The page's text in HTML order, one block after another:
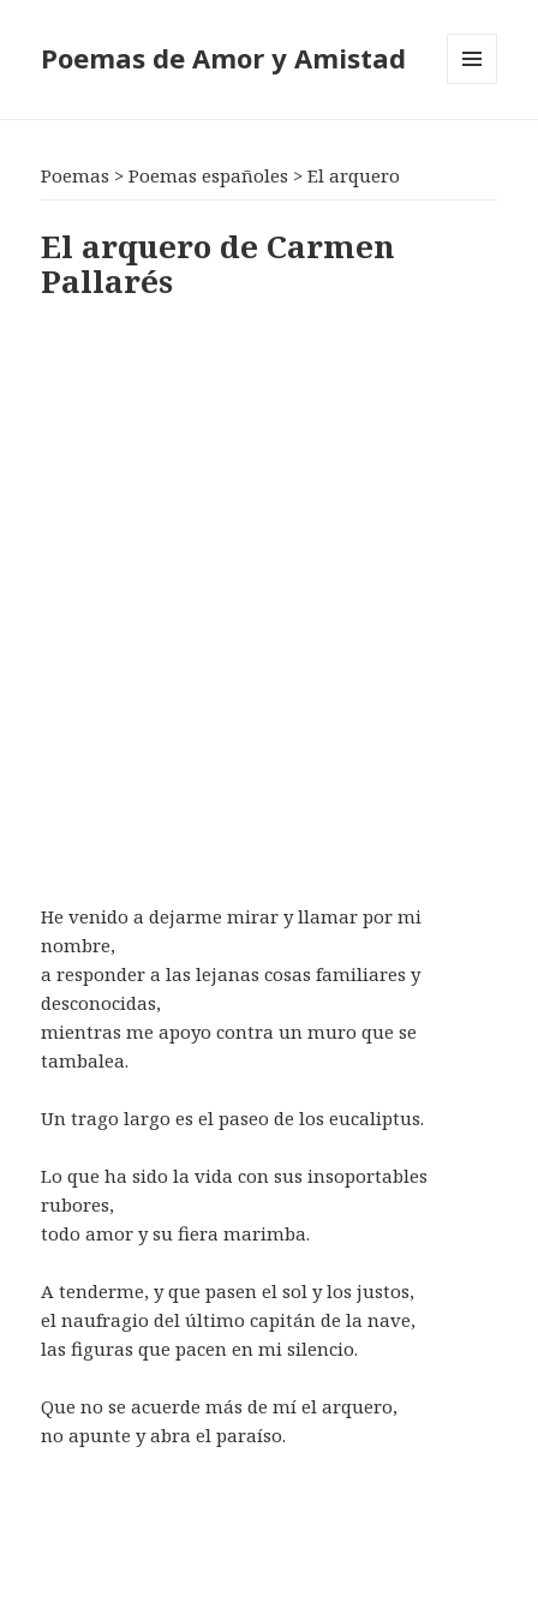
Poemas de Amor y Amistad
Poemas >Poemas españoles >El arquero
El arquero de Carmen
Pallarés
He venido a dejarme mirar y llamar por mi
nombre,
a responder a las lejanas cosas familiares y
desconocidas,
mientras me apoyo contra un muro que se
tambalea.
Un trago largo es el paseo de los eucaliptus.
Lo que ha sido la vida con sus insoportables
rubores,
todo amor y su fiera marimba.
A tenderme, y que pasen el sol y los justos,
el naufragio del último capitán de la nave,
las figuras que pacen en mi silencio.
Que no se acuerde más de mí el arquero,
no apunte y abra el paraíso.